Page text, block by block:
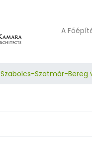
A
Szabolcs-Szatmár-Bereg